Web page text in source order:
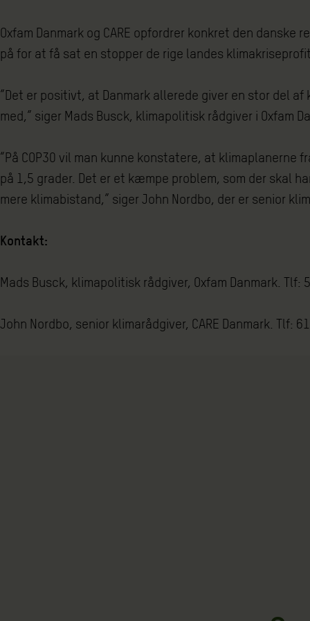
Oxfam Danmark og CARE opfordrer konkret den
på for at få sat en stopper de rige landes
”Det er positivt, at Danmark allerede giver en stor del
med,” siger Mads Busck, klimapolitisk rådgiver i Oxfam
“På COP30 vil man kunne konstatere, at
på 1,5 grader. Det er et kæmpe problem, som der skal
mere klimabistand,” siger John Nordbo, der er senior
Kontakt:
Mads Busck, klimapolitisk rådgiver, Oxfam Danmark. Tlf:
John Nordbo, senior klimarådgiver, CARE Danmark. Tlf: